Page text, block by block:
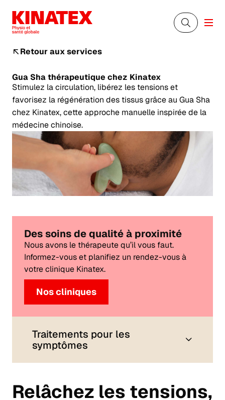
Retour aux services
Gua Sha thérapeutique chez Kinatex
Stimulez la circulation, libérez les tensions et
favorisez la régénération des tissus grâce au Gua Sha
chez Kinatex, cette approche manuelle inspirée de la
médecine chinoise.
Des soins de qualité à proximité
Nous avons le thérapeute qu’il vous faut.
Informez-vous et planifiez un rendez-vous à
votre clinique Kinatex.
Nos cliniques
Traitements pour les
symptômes
Relâchez les tensions,